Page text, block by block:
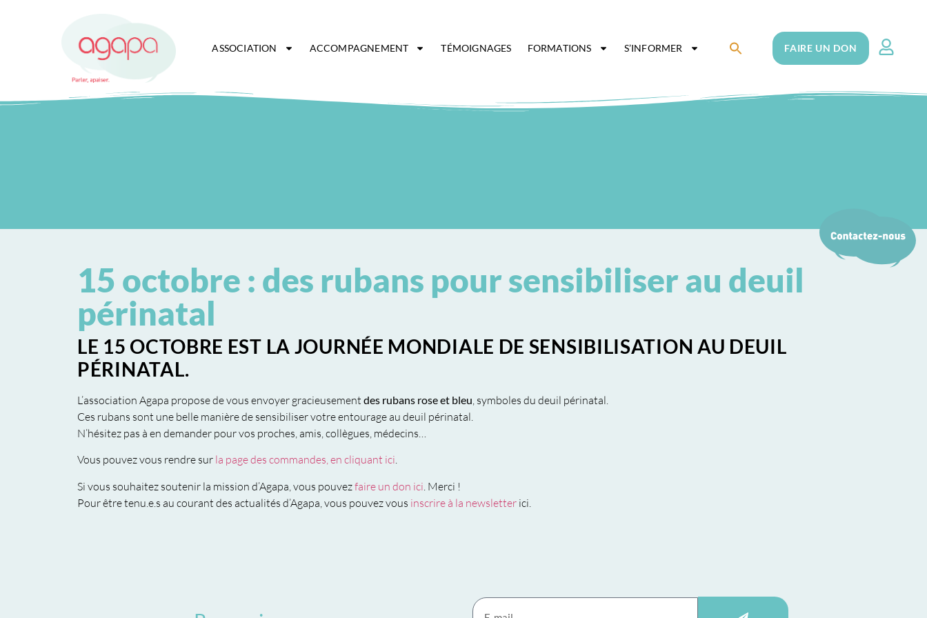
ASSOCIATION ACCOMPAGNEMENT TÉMOIGNAGES FORMATIONS S’INFORMER
Search
Search Button
FAIRE UN DON
15 octobre : des rubans pour sensibiliser au deuil
périnatal
LE 15 OCTOBRE EST LA JOURNÉE MONDIALE DE SENSIBILISATION AU DEUIL
PÉRINATAL.
L’association Agapa propose de vous envoyer gracieusement des rubans rose et bleu, symboles du deuil périnatal.
Ces rubans sont une belle manière de sensibiliser votre entourage au deuil périnatal.
N’hésitez pas à en demander pour vos proches, amis, collègues, médecins…
Vous pouvez vous rendre sur la page des commandes, en cliquant ici.
Si vous souhaitez soutenir la mission d’Agapa, vous pouvezfaire un don ici . Merci !
Pour être tenu.e.s au courant des actualités d’Agapa, vous pouvez vous inscrire à la newsletter ici.